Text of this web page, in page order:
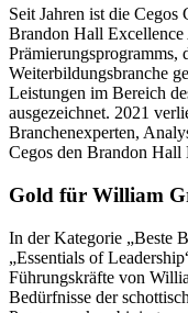
Seit Jahren ist die
Brandon Hall Excellence
Prämierungsprogramms,
Weiterbildungsbranche
Leistungen im Bereich
ausgezeichnet. 2021
Branchenexperten,
Cegos den Brandon
Gold für William
In der Kategorie „Beste
„Essentials of
Führungskräfte von
Bedürfnisse der